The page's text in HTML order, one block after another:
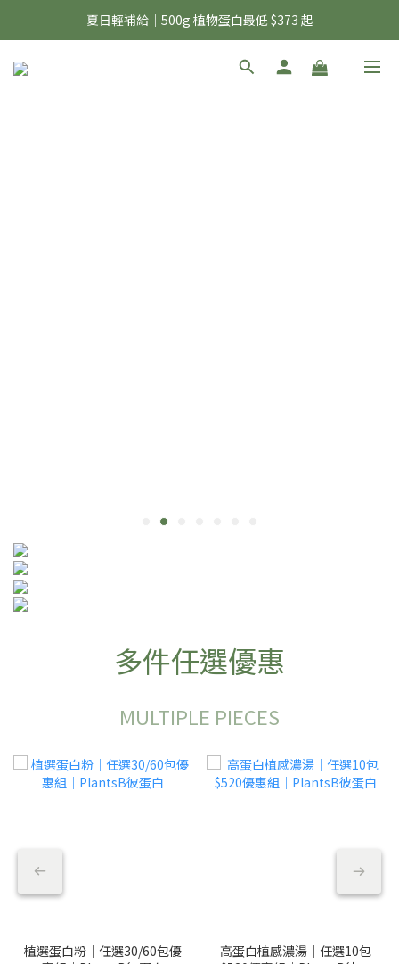
夏日輕補給｜500g 植物蛋白最低 $373 起
夏日輕補給｜500g 植物蛋白最低 $373 起
6 號彼友日｜24H 下單享 6% 購物金回饋
多件任選優惠
MULTIPLE PIECES
植選蛋白粉｜任選30/60包優
高蛋白植感濃湯｜任選10包